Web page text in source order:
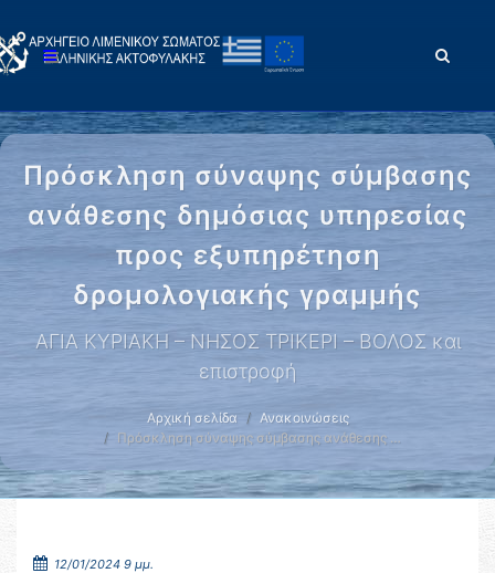
Πρόσκληση σύναψης σύμβασης
ανάθεσης δημόσιας υπηρεσίας
προς εξυπηρέτηση
δρομολογιακής γραμμής
ΑΓΙΑ ΚΥΡΙΑΚΗ – ΝΗΣΟΣ ΤΡΙΚΕΡΙ – ΒΟΛΟΣ και
επιστροφή
Αρχική σελίδα
Ανακοινώσεις
Πρόσκληση σύναψης σύμβασης ανάθεσης …
12/01/2024 9 μμ.